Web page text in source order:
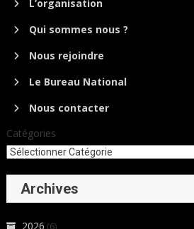
L’organisation
Qui sommes nous ?
Nous rejoindre
Le Bureau National
Nous contacter
Catégories
Archives
2026 (6)